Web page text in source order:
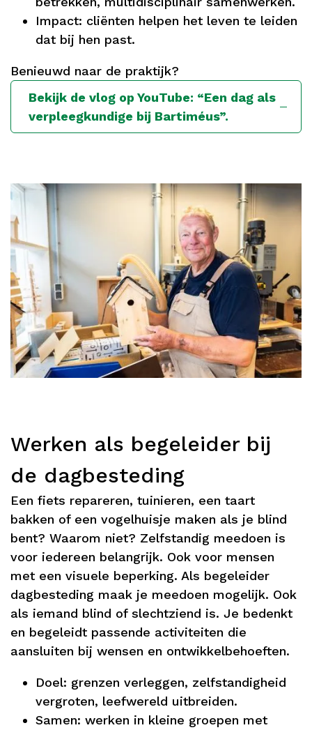
Impact: cliënten helpen het leven te leiden
dat bij hen past.
Benieuwd naar de praktijk?
Bekijk de vlog op YouTube: “Een dag als
verpleegkundige bij Bartiméus”.
Werken als begeleider bij
de dagbesteding
Een fiets repareren, tuinieren, een taart
bakken of een vogelhuisje maken als je blind
bent? Waarom niet? Zelfstandig meedoen is
voor iedereen belangrijk. Ook voor mensen
met een visuele beperking. Als begeleider
dagbesteding maak je meedoen mogelijk. Ook
als iemand blind of slechtziend is. Je bedenkt
en begeleidt passende activiteiten die
aansluiten bij wensen en ontwikkelbehoeften.
Doel: grenzen verleggen, zelfstandigheid
vergroten, leefwereld uitbreiden.
Samen: werken in kleine groepen met